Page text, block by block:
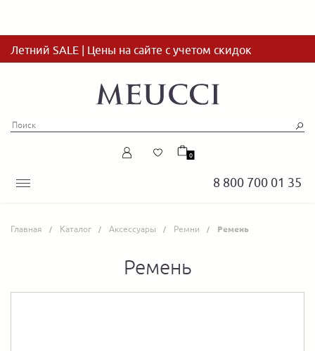
Летний SALE | Цены на сайте с учетом скидок
8 800 700 01 35
0
Главная Каталог Аксессуары Ремни Ремень
Ремень